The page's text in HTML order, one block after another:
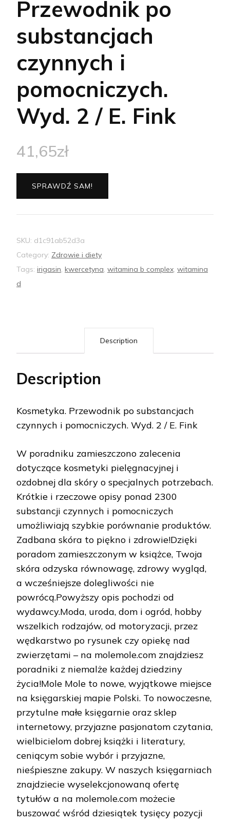
Przewodnik po
substancjach
czynnych i
pomocniczych.
Wyd. 2 / E. Fink
41,65zł
SPRAWDŹ SAM!
SKU: d1c91ab52d3a
Category: Zdrowie i diety
Tags: irigasin, kwercetyna, witamina b complex, witamina
d
Description
Description
Kosmetyka. Przewodnik po substancjach
czynnych i pomocniczych. Wyd. 2 / E. Fink
W poradniku zamieszczono zalecenia
dotyczące kosmetyki pielęgnacyjnej i
ozdobnej dla skóry o specjalnych potrzebach.
Krótkie i rzeczowe opisy ponad 2300
substancji czynnych i pomocniczych
umożliwiają szybkie porównanie produktów.
Zadbana skóra to piękno i zdrowie!Dzięki
poradom zamieszczonym w książce, Twoja
skóra odzyska równowagę, zdrowy wygląd,
a wcześniejsze dolegliwości nie
powrócą.Powyższy opis pochodzi od
wydawcy.Moda, uroda, dom i ogród, hobby
wszelkich rodzajów, od motoryzacji, przez
wędkarstwo po rysunek czy opiekę nad
zwierzętami – na molemole.com znajdziesz
poradniki z niemalże każdej dziedziny
życia!Mole Mole to nowe, wyjątkowe miejsce
na księgarskiej mapie Polski. To nowoczesne,
przytulne małe księgarnie oraz sklep
internetowy, przyjazne pasjonatom czytania,
wielbicielom dobrej książki i literatury,
ceniącym sobie wybór i przyjazne,
nieśpieszne zakupy. W naszych księgarniach
znajdziecie wyselekcjonowaną ofertę
tytułów a na molemole.com możecie
buszować wśród dziesiątek tysięcy pozycji